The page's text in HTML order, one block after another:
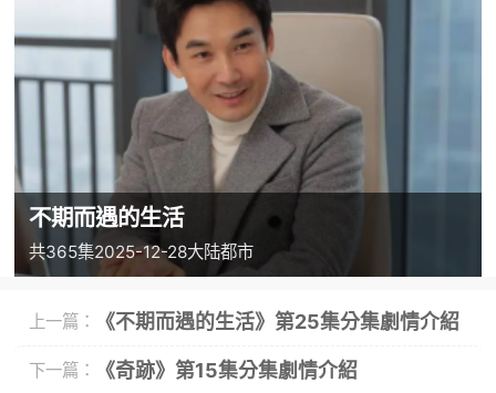
不期而遇的生活
共365集2025-12-28大陆都市
上一篇： 《不期而遇的生活》第25集分集劇情介紹
下一篇： 《奇跡》第15集分集劇情介紹